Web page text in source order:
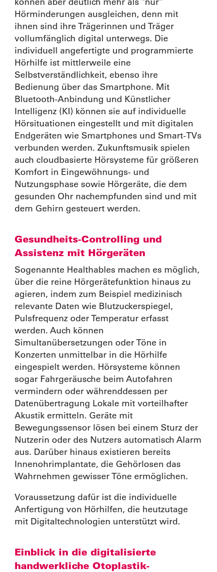
Hörminderungen ausgleichen, denn mit
ihnen sind ihre Trägerinnen und Träger
vollumfänglich digital unterwegs. Die
individuell angefertigte und programmierte
Hörhilfe ist mittlerweile eine
Selbstverständlichkeit, ebenso ihre
Bedienung über das Smartphone. Mit
Bluetooth-Anbindung und Künstlicher
Intelligenz (KI) können sie auf individuelle
Hörsituationen eingestellt und mit digitalen
Endgeräten wie Smartphones und Smart-TVs
verbunden werden. Zukunftsmusik spielen
auch cloudbasierte Hörsysteme für größeren
Komfort in Eingewöhnungs- und
Nutzungsphase sowie Hörgeräte, die dem
gesunden Ohr nachempfunden sind und mit
dem Gehirn gesteuert werden.
Gesundheits-Controlling und
Assistenz mit Hörgeräten
Sogenannte Healthables machen es möglich,
über die reine Hörgerätefunktion hinaus zu
agieren, indem zum Beispiel medizinisch
relevante Daten wie Blutzuckerspiegel,
Pulsfrequenz oder Temperatur erfasst
werden. Auch können
Simultanübersetzungen oder Töne in
Konzerten unmittelbar in die Hörhilfe
eingespielt werden. Hörsysteme können
sogar Fahrgeräusche beim Autofahren
vermindern oder währenddessen per
Datenübertragung Lokale mit vorteilhafter
Akustik ermitteln. Geräte mit
Bewegungssensor lösen bei einem Sturz der
Nutzerin oder des Nutzers automatisch Alarm
aus. Darüber hinaus existieren bereits
Innenohrimplantate, die Gehörlosen das
Wahrnehmen gewisser Töne ermöglichen.
Voraussetzung dafür ist die individuelle
Anfertigung von Hörhilfen, die heutzutage
mit Digitaltechnologien unterstützt wird.
Einblick in die digitalisierte
handwerkliche Otoplastik-